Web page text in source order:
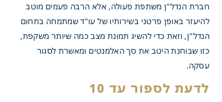
תמונת מצב מקיפה?!
חברת הנדל"ן משתפת פעולה, אלא הרבה פעמים מוטב
להיעזר באופן פרטני בשירותיו של עו"ד שמתמחה בתחום
הנדל"ן, וזאת כדי להשיג תמונת מצב כמה שיותר משקפת,
כזו שבוחנת היטב את סך האלמנטים ומאשרת לסגור
עסקה.
לדעת לספור עד 10